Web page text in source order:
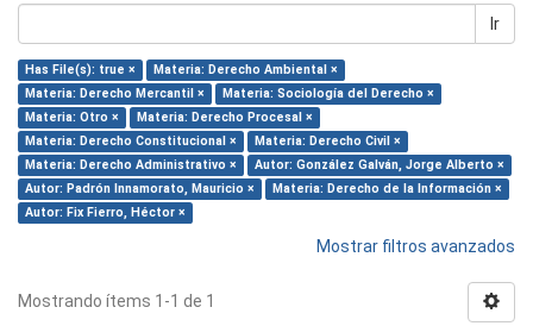
Ir
Has File(s): true ×
Materia: Derecho Ambiental ×
Materia: Derecho Mercantil ×
Materia: Sociología del Derecho ×
Materia: Otro ×
Materia: Derecho Procesal ×
Materia: Derecho Constitucional ×
Materia: Derecho Civil ×
Materia: Derecho Administrativo ×
Autor: González Galván, Jorge Alberto ×
Autor: Padrón Innamorato, Mauricio ×
Materia: Derecho de la Información ×
Autor: Fix Fierro, Héctor ×
Mostrar filtros avanzados
Mostrando ítems 1-1 de 1